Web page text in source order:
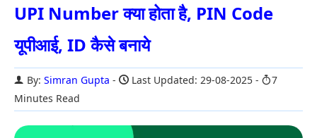
UPI Number क्या होता है, PIN Code
यूपीआई, ID कैसे बनाये
By: Simran Gupta Last Updated: 29-08-2025
7
Minutes Read